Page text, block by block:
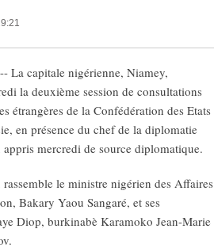
capitale nigérienne, Niamey,
la deuxième session de consultations
étrangères de la Confédération des Etats
en présence du chef de la diplomatie
mercredi de source diplomatique.
le ministre nigérien des Affaires
Bakary Yaou Sangaré, et ses
Diop, burkinabè Karamoko Jean-Marie